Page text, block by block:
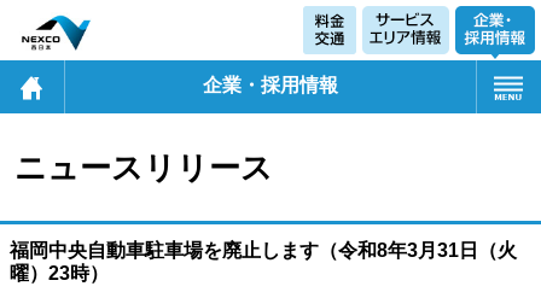
企業・採用情報
ニュースリリース
福岡中央自動車駐車場を廃止します（令和8年3月31日（火
曜）23時）